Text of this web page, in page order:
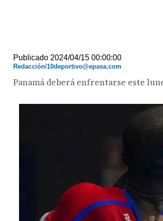
Publicado 2024/04/15 00:00:00
Redacción/10deportivo@epasa.com
Panamá deberá enfrentarse este